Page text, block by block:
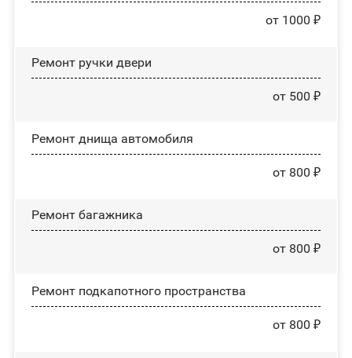
от 1000 ₽
Ремонт ручки двери
от 500 ₽
Ремонт днища автомобиля
от 800 ₽
Ремонт багажника
от 800 ₽
Ремонт подкапотного пространства
от 800 ₽